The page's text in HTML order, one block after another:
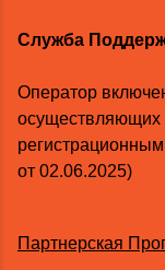
Служба
Оператор
осуществляющих
от 02.06.2025)
Партнерская